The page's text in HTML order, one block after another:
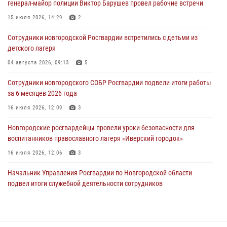
Телесюжет в программе "Новгородское областное телевидение.
участие в приемке образовательных учреждений к новому году.
05 августа 2026, 10:19
первенстве в Чемпионате Северо-Западного округа Росгвардии по
спортивному самбо
04 августа 2026, 11:42
Сотрудники новгородской Росгвардии встретились с детьми из
детского лагеря
04 августа 2026, 09:13
генерал-майор полиции Виктор Барушев провел рабочие встречи
15 июля 2026, 14:29 2
Сотрудники новгородской Росгвардии встретились с детьми из
детского лагеря
04 августа 2026, 09:13 5
Сотрудники новгородского СОБР Росгвардии подвели итоги работы
за 6 месяцев 2026 года
16 июля 2026, 12:09 3
Новгородские росгвардейцы провели уроки безопасности для
воспитанников православного лагеря «Иверский городок»
16 июля 2026, 12:06 3
Начальник Управления Росгвардии по Новгородской области
подвел итоги служебной деятельности сотрудников